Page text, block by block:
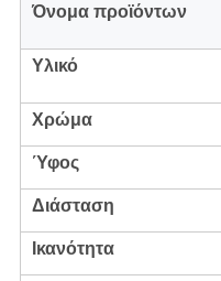
Όνομα προϊόντων
Υλικό
Χρώμα
Ύφος
Διάσταση
Ικανότητα